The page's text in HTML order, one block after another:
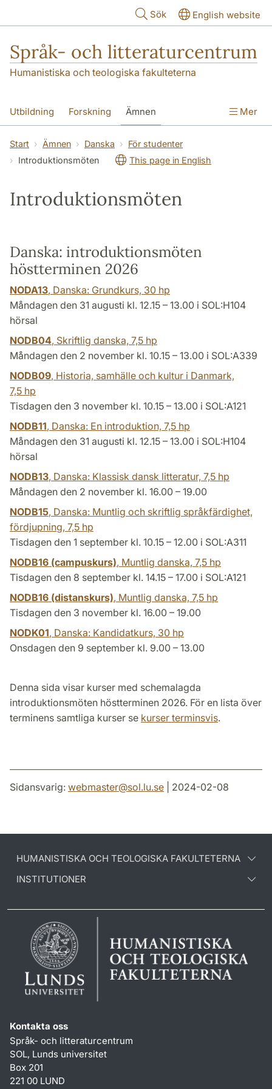
Sök English website
Språk- och litteraturcentrum
Humanistiska och teologiska fakulteterna
Utbildning Forskning Ämnen
SOL-husen Kontakt Institutionen
översättning till svenska
Mer
Start Ämnen Danska
För studenter
Introduktionsmöten
This page in English
Introduktionsmöten
Danska: introduktionsmöten
höstterminen 2026
NODA13, Danska: Grundkurs, 30 hp
Måndagen den 31 augusti kl. 12.15 – 13.00 i SOL:H104
hörsal
NODB04, Skriftlig danska, 7,5 hp
Måndagen den 2 november kl. 10.15 – 13.00 i SOL:A339
NODB09, Historia, samhälle och kultur i Danmark,
7,5 hp
Tisdagen den 3 november kl. 10.15 – 13.00 i SOL:A121
NODB11, Danska: En introduktion, 7,5 hp
Måndagen den 31 augusti kl. 12.15 – 13.00 i SOL:H104
hörsal
NODB13, Danska: Klassisk dansk litteratur, 7,5 hp
Måndagen den 2 november kl. 16.00 – 19.00
NODB15, Danska: Muntlig och skriftlig språkfärdighet,
fördjupning, 7,5 hp
Tisdagen den 1 september kl. 10.15 – 12.00 i SOL:A311
NODB16 (campuskurs), Muntlig danska, 7,5 hp
Tisdagen den 8 september kl. 14.15 – 17.00 i SOL:A121
NODB16 (distanskurs), Muntlig danska, 7,5 hp
Tisdagen den 3 november kl. 16.00 – 19.00
NODK01, Danska: Kandidatkurs, 30 hp
Onsdagen den 9 september kl. 9.00 – 13.00
Denna sida visar kurser med schemalagda
introduktionsmöten höstterminen 2026. För en lista över
terminens samtliga kurser se kurser terminsvis.
Sidansvarig: webmaster@sol.lu.se | 2024-02-08
HUMANISTISKA OCH TEOLOGISKA FAKULTETERNA
INSTITUTIONER
Kontakta oss
Språk- och litteraturcentrum
SOL, Lunds universitet
Box 201
221 00 LUND